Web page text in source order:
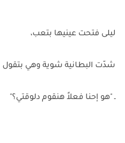
ليلى فتحت عينيها بتعب،
شدّت البطانية شوية وهي
ـ "هو إحنا فعلاً هنقوم دلوقتي؟"